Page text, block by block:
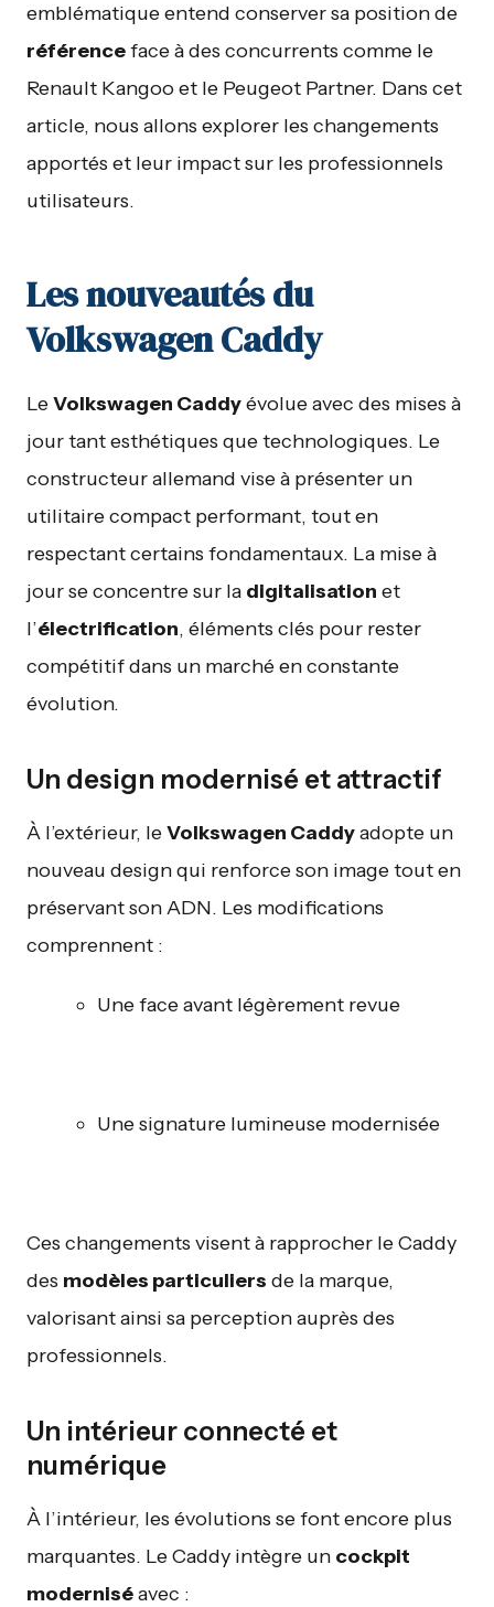
emblématique entend conserver sa position de
référenceface à des concurrents comme le
Renault Kangoo et le Peugeot Partner. Dans cet
article, nous allons explorer les changements
apportés et leur impact sur les professionnels
utilisateurs.
Les nouveautés du
Volkswagen Caddy
LeVolkswagen Caddyévolue avec des mises à
jour tant esthétiques que technologiques. Le
constructeur allemand vise à présenter un
utilitaire compact performant, tout en
respectant certains fondamentaux. La mise à
jour se concentre sur la digitalisation et
l’électrification, éléments clés pour rester
compétitif dans un marché en constante
évolution.
Un design modernisé et attractif
À l’extérieur, leVolkswagen Caddyadopte un
nouveau design qui renforce son image tout en
préservant son ADN. Les modifications
comprennent :
Une face avant légèrement revue
Une signature lumineuse modernisée
Ces changements visent à rapprocher le Caddy
des modèles particuliers de la marque,
valorisant ainsi sa perception auprès des
professionnels.
Un intérieur connecté et
numérique
À l’intérieur, les évolutions se font encore plus
marquantes. Le Caddy intègre un cockpit
moderniséavec :